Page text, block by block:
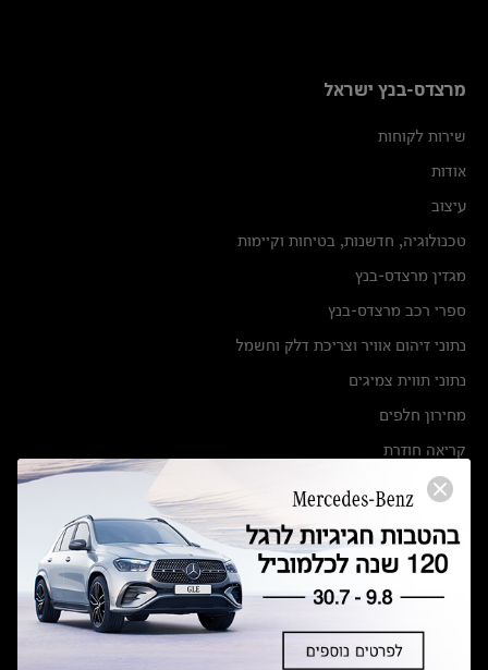
מרצדס-בנץ ישראל
שירות לקוחות
אודות
עיצוב
טכנולוגיה, חדשנות, בטיחות וקיימות
מגזין מרצדס-בנץ
ספרי רכב מרצדס-בנץ
נתוני זיהום אוויר וצריכת דלק וחשמל
נתוני תווית צמיגים
מחירון חלפים
קריאה חוזרת
הודעה על הטבות לרכבי מרצדס בהסדר פשרה בתצ 56447-02-19
תקנון ימי מכירות 120 לכלמוביל
מצאו אותנו